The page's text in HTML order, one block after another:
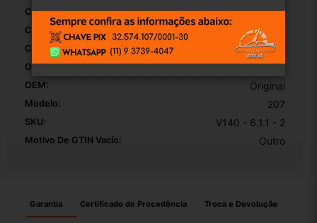
Com Porta-Luvas Central: False
Com Iluminação: False
Con Porta-Copos: False
Origem: Brasil
OEM: Original
Modelo: 207
SKU: V140 - 6.1.1 - 2
Motivo De GTIN Vacío: Outro
Garantia Certificado de Procedência Troca e Devolução